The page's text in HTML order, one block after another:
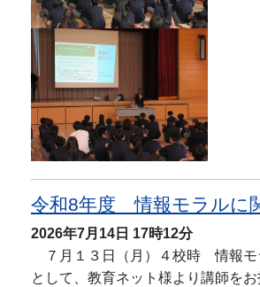
令和8年度 情報モラルに
2026年7月14日 17時12分
７月１３日（月）４校時 情報モ
として、教育ネット様より講師を